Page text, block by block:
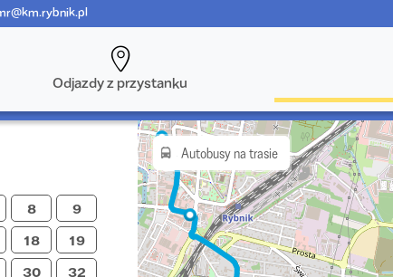
Odjazdy z przystanku